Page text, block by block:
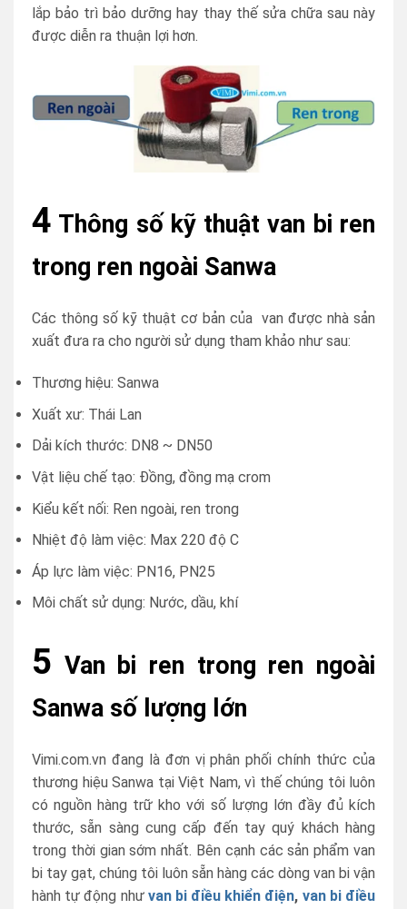
lắp bảo trì bảo dưỡng hay thay thế sửa chữa sau này
được diễn ra thuận lợi hơn.
4 Thông số kỹ thuật van bi ren
trong ren ngoài Sanwa
Các thông số kỹ thuật cơ bản của van được nhà sản
xuất đưa ra cho người sử dụng tham khảo như sau:
Thương hiệu: Sanwa
Xuất xư: Thái Lan
Dải kích thước: DN8 ~ DN50
Vật liệu chế tạo: Đồng, đồng mạ crom
Kiểu kết nối: Ren ngoài, ren trong
Nhiệt độ làm việc: Max 220 độ C
Áp lực làm việc: PN16, PN25
Môi chất sử dụng: Nước, dầu, khí
5 Van bi ren trong ren ngoài
Sanwa số lượng lớn
Vimi.com.vn đang là đơn vị phân phối chính thức của
thương hiệu Sanwa tại Việt Nam, vì thế chúng tôi luôn
có nguồn hàng trữ kho với số lượng lớn đầy đủ kích
thước, sẵn sàng cung cấp đến tay quý khách hàng
trong thời gian sớm nhất. Bên cạnh các sản phẩm van
bi tay gạt, chúng tôi luôn sẵn hàng các dòng van bi vận
hành tự động như van bi điều khiển điện, van bi điều